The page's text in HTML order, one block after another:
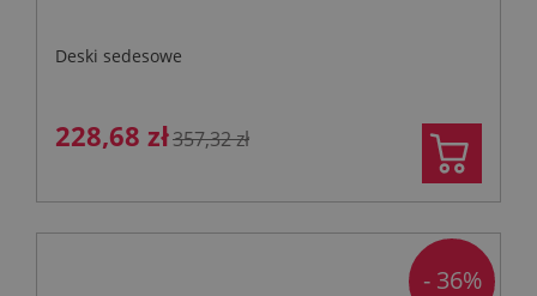
Deski sedesowe
228,68 zł357,32 zł
- 36%